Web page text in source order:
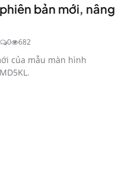
bản mới, nâng
0 682
của mẫu màn hình